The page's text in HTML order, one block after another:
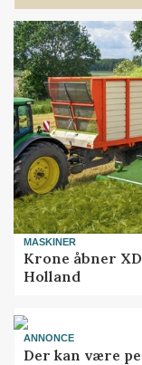
MASKINER
Krone åbner
Holland
ANNONCE
Der kan være